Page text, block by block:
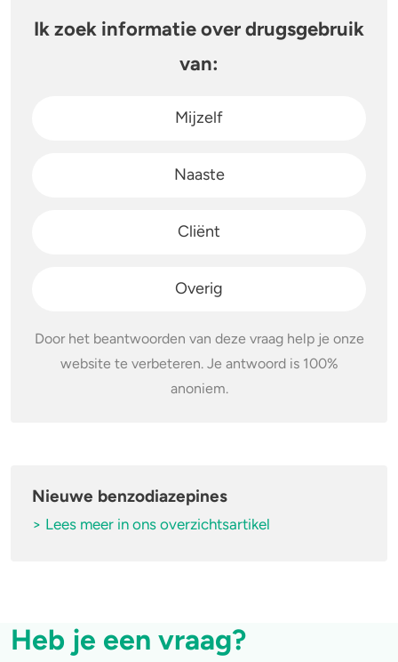
Nieuwe benzodiazepines
> Lees meer in ons overzichtsartikel
Ik zoek informatie over drugsgebruik
van:
Mijzelf
Naaste
Cliënt
Overig
Door het beantwoorden van deze vraag help je onze
website te verbeteren. Je antwoord is 100%
anoniem.
Heb je een vraag?